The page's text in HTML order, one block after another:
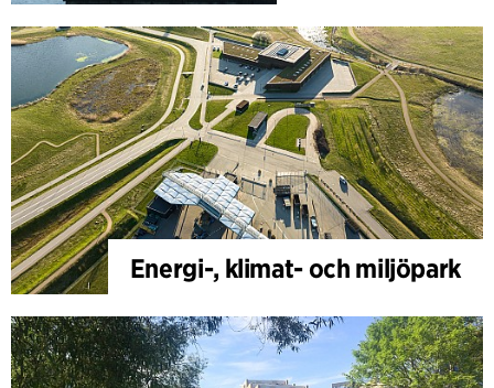
Energi-, klimat- och miljöpark